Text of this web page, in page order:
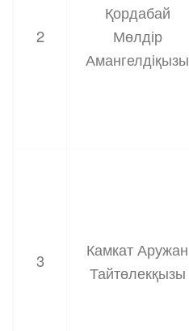
2
Қордабай
Мөлдір
Амангелдіқызы
3
Камкат Аружан
Тайтөлекқызы